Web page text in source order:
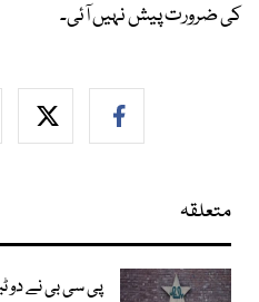
کی ضرورت پیش نہیں آئی۔
متعلقہ
پی سی بی نے